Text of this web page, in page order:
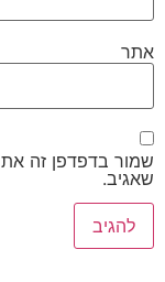
זה את השם,